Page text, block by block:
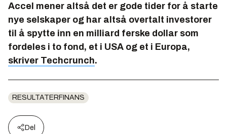
Accel mener altså det er gode tider for å starte
nye selskaper og har altså overtalt investorer
til å spytte inn en milliard ferske dollar som
fordeles i to fond, et i USA og et i Europa,
skriver Techcrunch.
RESULTATERFINANS
Del